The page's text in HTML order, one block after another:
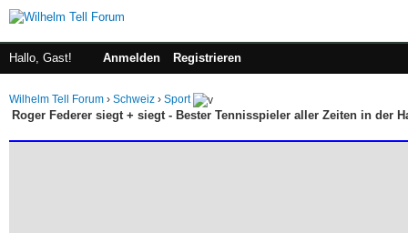
Hallo, Gast! Anmelden Registrieren
Wilhelm Tell Forum › Schweiz › Sport
Roger Federer siegt + siegt - Bester Tennisspieler aller Zeiten in der